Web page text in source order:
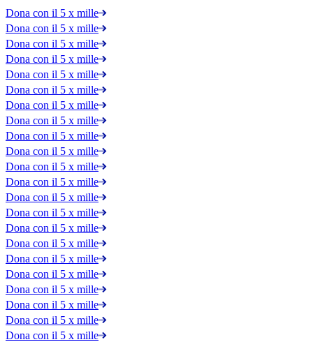
Dona con il 5 x mille
Dona con il 5 x mille
Dona con il 5 x mille
Dona con il 5 x mille
Dona con il 5 x mille
Dona con il 5 x mille
Dona con il 5 x mille
Dona con il 5 x mille
Dona con il 5 x mille
Dona con il 5 x mille
Dona con il 5 x mille
Dona con il 5 x mille
Dona con il 5 x mille
Dona con il 5 x mille
Dona con il 5 x mille
Dona con il 5 x mille
Dona con il 5 x mille
Dona con il 5 x mille
Dona con il 5 x mille
Dona con il 5 x mille
Dona con il 5 x mille
Dona con il 5 x mille